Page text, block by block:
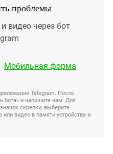
проблемы
видео через бот
Мобильная форма
Telegram. После
бота» и напишите нам. Для
скрепки, выберите
видео в памяти устройства и